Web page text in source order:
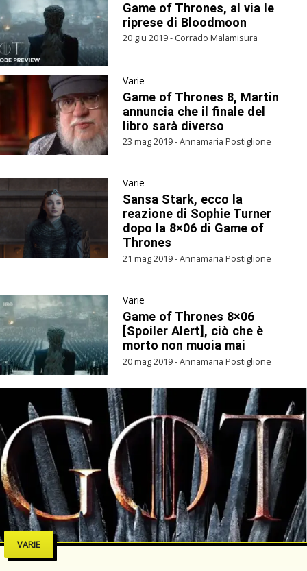
Game of Thrones, al via le
riprese di Bloodmoon
20 giu 2019 - Corrado Malamisura
Varie
Game of Thrones 8, Martin
annuncia che il finale del
libro sarà diverso
23 mag 2019 - Annamaria Postiglione
Varie
Sansa Stark, ecco la
reazione di Sophie Turner
dopo la 8×06 di Game of
Thrones
21 mag 2019 - Annamaria Postiglione
Varie
Game of Thrones 8×06
[Spoiler Alert], ciò che è
morto non muoia mai
20 mag 2019 - Annamaria Postiglione
VARIE